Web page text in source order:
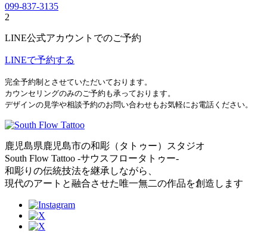
099-837-3135
2
LINE公式アカウントでのご予約
LINEで予約する
完全予約制とさせていただいております。
カウンセリングのみのご予約も承っております。
デザインの見学や相談予約のお問い合わせもお気軽にお電話ください。
鹿児島県鹿児島市の和彫（タトゥー）スタジオ
South Flow Tattoo -サウスフロータトゥー-
和彫りの伝統技法を継承しながら、
現代のアートと融合させた唯一無二の作品を創造します